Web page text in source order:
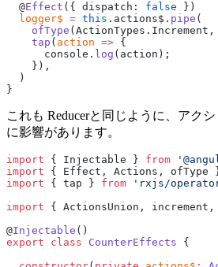
  @
Effect ({ dispatch: false })
  logger$
= this .actions$. pipe (
    ofType
    tap
( action => {
      console.
log (action);
    }),
  )
}
これも Reducerと同じように、アク
に影響があります。
import { Injectable } from
import { Effect, Actions, ofType
import { tap } from 'rxjs/
import { ActionsUnion,
@Injectable ()
export class CounterEffects {